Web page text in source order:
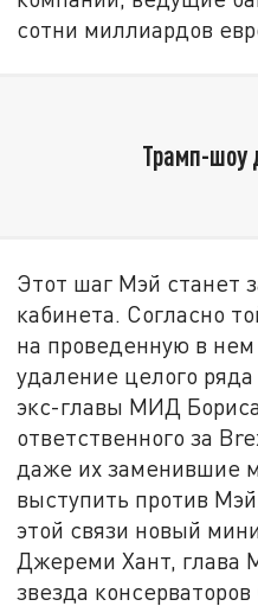
сотни миллиардов
Трамп-шоу
Этот шаг Мэй станет
кабинета. Согласно
на проведенную в
удаление целого
экс-главы МИД
ответственного за
даже их заменившие
выступить против
этой связи новый
Джереми Хант, глава
звезда